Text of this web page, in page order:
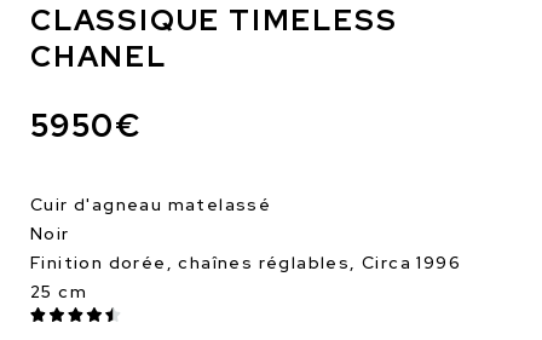
CLASSIQUE TIMELESS
CHANEL
5950€
Cuir d'agneau matelassé
Noir
Finition dorée, chaînes réglables, Circa 1996
25 cm